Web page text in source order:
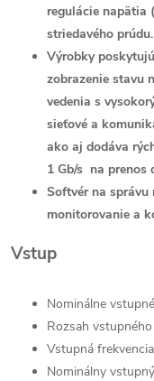
regulácie napätia
striedavého prúdu.
Výrobky
zobrazenie stavu
vedenia s
sieťové a
ako aj dodáva
1 Gb/s na prenos
Softvér na
monitorovanie a
Vstup
Nominálne
Rozsah
Vstupná
Nominálny